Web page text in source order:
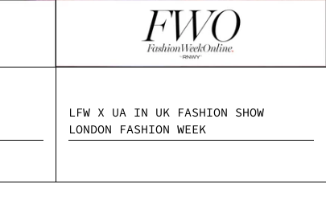
LFW X UA IN UK FASHION SHOW
LONDON FASHION WEEK